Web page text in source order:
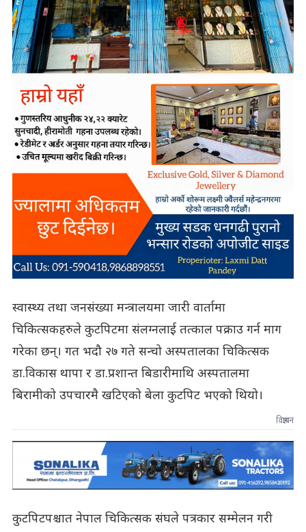
स्वास्थ्य तथा जनसंख्या मन्त्रालयमा जारी वार्तामा
चिकित्सकहरुले कुटपिटमा संलग्नलाई तत्काल पक्राउ गर्न माग
गरेका छन्। गत भदौ २७ गते सन्चो अस्पतालका चिकित्सक
डा.विकास थापा र डा.प्रशान्त बिडारीमाथि अस्पतालमा
बिरामीको उपचारमै खटिएको बेला कुटपिट भएको थियो।
विज्ञापन
कुटपिटपश्चात नेपाल चिकित्सक संघले पत्रकार सम्मेलन गरी